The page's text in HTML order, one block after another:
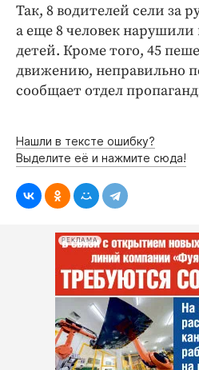
Интересное чтиво
Клиника года
Бренд года
Работодатель года
Так, 8 водителей сели за
а еще 8 человек нарушили
детей. Кроме того, 45
движению, неправильно
сообщает отдел
Нашли в тексте ошибку?
Выделите её и нажмите сюда!
РЕКЛАМА